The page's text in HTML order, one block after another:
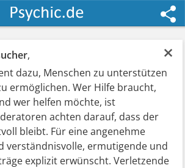
×
,
dazu, Menschen zu unterstützen
ermöglichen. Wer Hilfe braucht,
wer helfen möchte, ist
achten darauf, dass der
bleibt. Für eine angenehme
verständnisvolle, ermutigende und
explizit erwünscht. Verletzende